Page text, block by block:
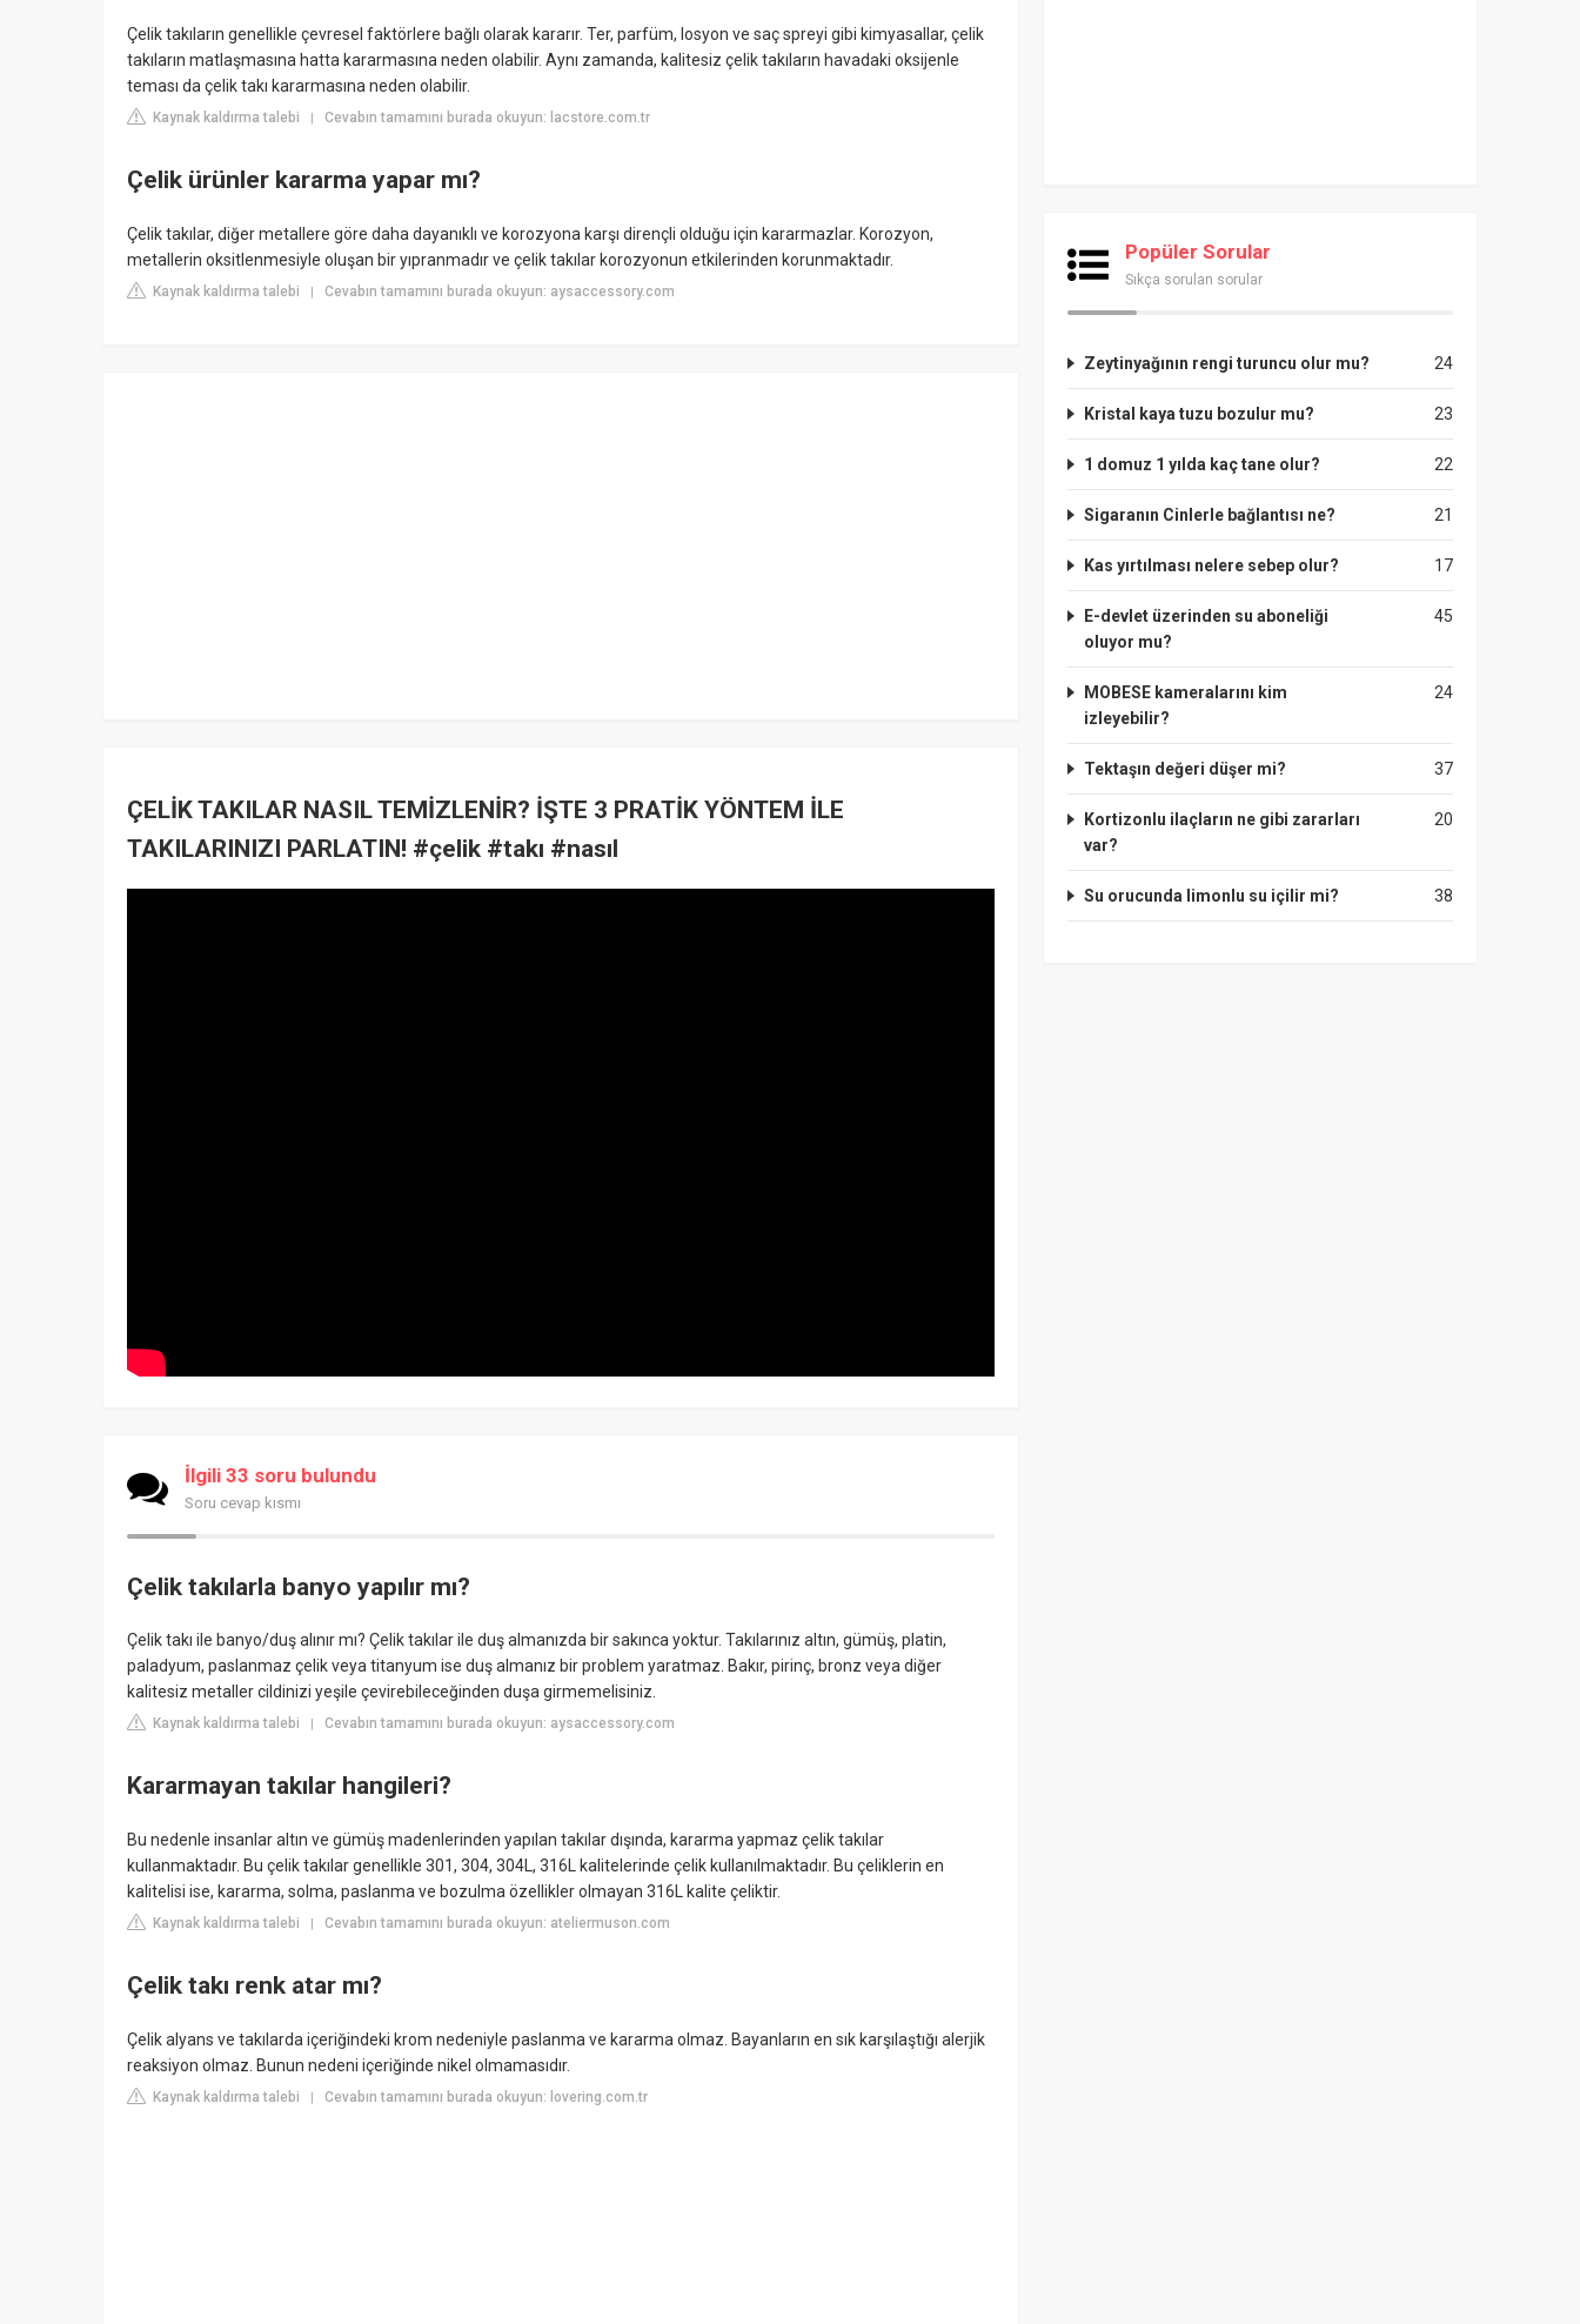
Çelik takıların genellikle çevresel faktörlere bağlı olarak kararır. Ter, parfüm, losyon ve saç spreyi gibi kimyasallar, çelik
takıların matlaşmasına hatta kararmasına neden olabilir. Aynı zamanda, kalitesiz çelik takıların havadaki oksijenle
teması da çelik takı kararmasına neden olabilir.
Kaynak kaldırma talebi | Cevabın tamamını burada okuyun: lacstore.com.tr
Çelik ürünler kararma yapar mı?
Çelik takılar, diğer metallere göre daha dayanıklı ve korozyona karşı dirençli olduğu için kararmazlar. Korozyon,
metallerin oksitlenmesiyle oluşan bir yıpranmadır ve çelik takılar korozyonun etkilerinden korunmaktadır.
Kaynak kaldırma talebi | Cevabın tamamını burada okuyun: aysaccessory.com
ÇELİK TAKILAR NASIL TEMİZLENİR? İŞTE 3 PRATİK YÖNTEM İLE
TAKILARINIZI PARLATIN! #çelik #takı #nasıl
İlgili 33 soru bulundu
Soru cevap kısmı
Çelik takılarla banyo yapılır mı?
Çelik takı ile banyo/duş alınır mı? Çelik takılar ile duş almanızda bir sakınca yoktur. Takılarınız altın, gümüş, platin,
paladyum, paslanmaz çelik veya titanyum ise duş almanız bir problem yaratmaz. Bakır, pirinç, bronz veya diğer
kalitesiz metaller cildinizi yeşile çevirebileceğinden duşa girmemelisiniz.
Kaynak kaldırma talebi | Cevabın tamamını burada okuyun: aysaccessory.com
Kararmayan takılar hangileri?
Bu nedenle insanlar altın ve gümüş madenlerinden yapılan takılar dışında, kararma yapmaz çelik takılar
kullanmaktadır. Bu çelik takılar genellikle 301, 304, 304L, 316L kalitelerinde çelik kullanılmaktadır. Bu çeliklerin en
kalitelisi ise, kararma, solma, paslanma ve bozulma özellikler olmayan 316L kalite çeliktir.
Kaynak kaldırma talebi | Cevabın tamamını burada okuyun: ateliermuson.com
Çelik takı renk atar mı?
Çelik alyans ve takılarda içeriğindeki krom nedeniyle paslanma ve kararma olmaz. Bayanların en sık karşılaştığı alerjik
reaksiyon olmaz. Bunun nedeni içeriğinde nikel olmamasıdır.
Kaynak kaldırma talebi | Cevabın tamamını burada okuyun: lovering.com.tr
Popüler Sorular
Sıkça sorulan sorular
24
Zeytinyağının rengi turuncu olur mu?
23
Kristal kaya tuzu bozulur mu?
22
1 domuz 1 yılda kaç tane olur?
21
Sigaranın Cinlerle bağlantısı ne?
17
Kas yırtılması nelere sebep olur?
45
E-devlet üzerinden su aboneliği
oluyor mu?
24
MOBESE kameralarını kim
izleyebilir?
37
Tektaşın değeri düşer mi?
20
Kortizonlu ilaçların ne gibi zararları
var?
38
Su orucunda limonlu su içilir mi?